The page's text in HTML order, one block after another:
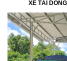
XE TẢI